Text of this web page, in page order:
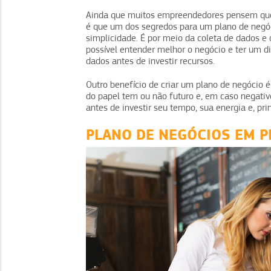
Ainda que muitos empreendedores pensem
é que um dos segredos para um plano de
simplicidade. É por meio da coleta de dados
possível entender melhor o negócio e ter um
dados antes de investir recursos.
Outro benefício de criar um plano de negócio
do papel tem ou não futuro e, em caso
antes de investir seu tempo, sua energia e,
PLANO DE NEGÓCIOS EM